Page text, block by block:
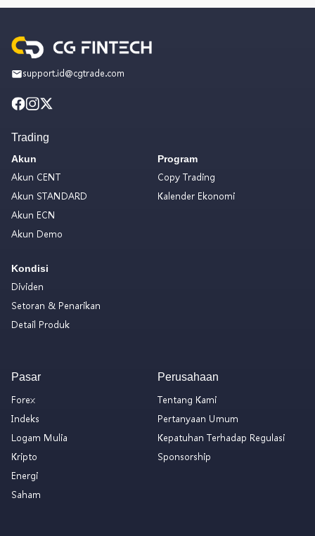
support.id@cgtrade.com
Trading
Akun
Akun CENT
Akun STANDARD
Akun ECN
Akun Demo
Kondisi
Dividen
Setoran & Penarikan
Detail Produk
Program
Copy Trading
Kalender Ekonomi
Pasar
Forex
Indeks
Logam Mulia
Kripto
Energi
Saham
Perusahaan
Tentang Kami
Pertanyaan Umum
Kepatuhan Terhadap Regulasi
Sponsorship